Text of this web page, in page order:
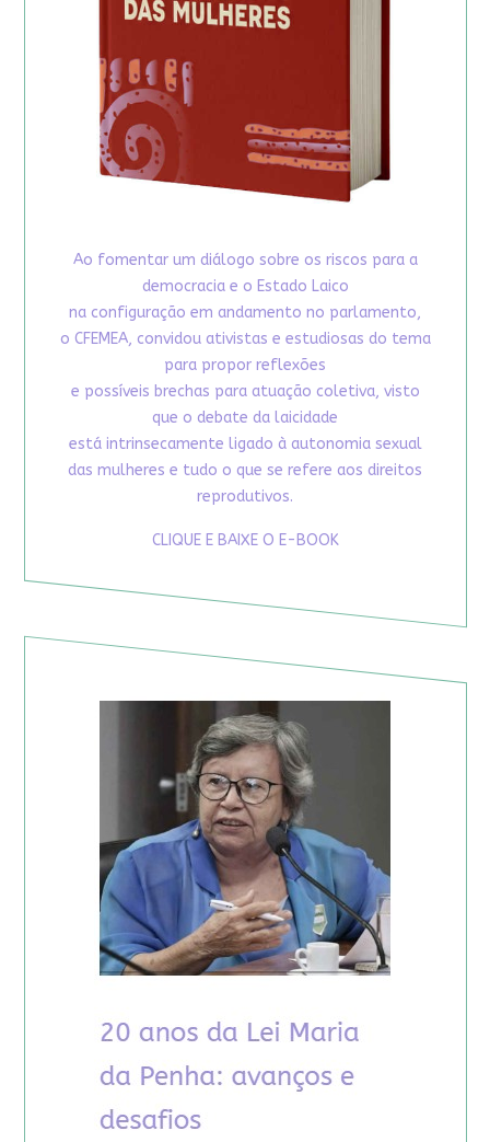
Ao fomentar um diálogo sobre os riscos para a
democracia e o Estado Laico
na configuração em andamento no parlamento,
o CFEMEA, convidou ativistas e estudiosas do tema
para propor reflexões
e possíveis brechas para atuação coletiva, visto
que o debate da laicidade
está intrinsecamente ligado à autonomia sexual
das mulheres e tudo o que se refere aos direitos
reprodutivos.
CLIQUE E BAIXE O E-BOOK